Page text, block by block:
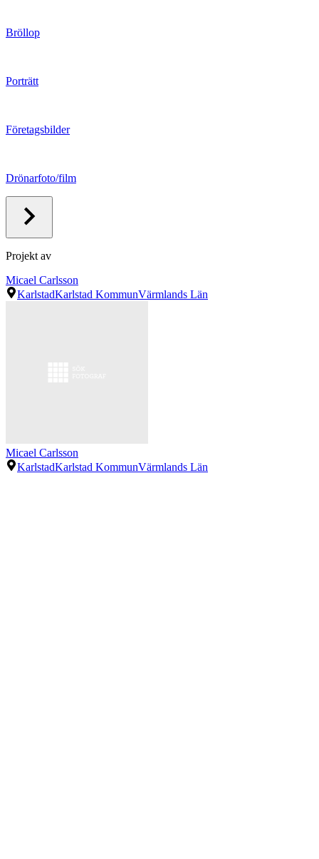
Bröllop
Porträtt
Företagsbilder
Drönarfoto/film
Projekt av
Micael Carlsson
KarlstadKarlstad KommunVärmlands Län
Micael Carlsson
KarlstadKarlstad KommunVärmlands Län